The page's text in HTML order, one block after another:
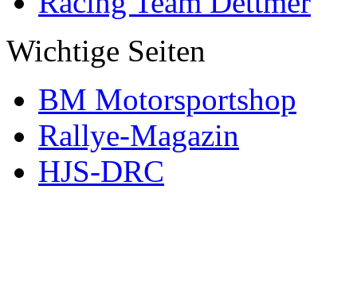
Wichtige Seiten
BM Motorsportshop
Rallye-Magazin
HJS-DRC